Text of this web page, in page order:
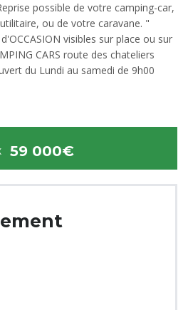
possible de votre camping-car,
ou de votre caravane. "
visibles sur place ou sur
CARS route des chateliers
du Lundi au samedi de 9h00
59 000€